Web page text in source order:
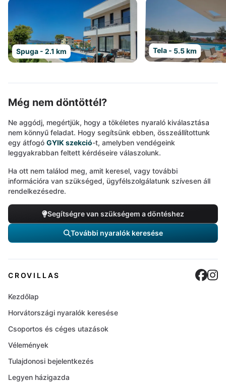
Spuga - 2.1 km Tela - 5.5 km
Még nem döntöttél?
Ne aggódj, megértjük, hogy a tökéletes nyaraló kiválasztása
nem könnyű feladat. Hogy segítsünk ebben, összeállítottunk
egy átfogó GYIK szekció-t, amelyben vendégeink
leggyakrabban feltett kérdéseire válaszolunk.
Ha ott nem találod meg, amit keresel, vagy további
információra van szükséged, ügyfélszolgálatunk szívesen áll
rendelkezésedre.
Segítségre van szükségem a döntéshez
További nyaralók keresése
CROVILLAS
Kezdőlap
Horvátországi nyaralók keresése
Csoportos és céges utazások
Vélemények
Tulajdonosi bejelentkezés
Legyen házigazda